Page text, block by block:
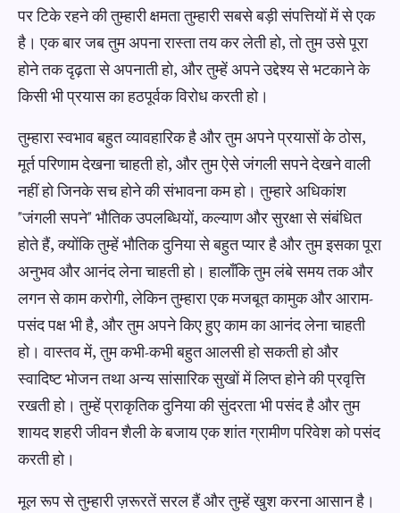
पर टिके रहने की तुम्हारी क्षमता तुम्हारी सबसे बड़ी संपत्तियों में से एक
है। एक बार जब तुम अपना रास्ता तय कर लेती हो, तो तुम उसे पूरा
होने तक दृढ़ता से अपनाती हो, और तुम्हें अपने उद्देश्य से भटकाने के
किसी भी प्रयास का हठपूर्वक विरोध करती हो।
तुम्हारा स्वभाव बहुत व्यावहारिक है और तुम अपने प्रयासों के ठोस,
मूर्त परिणाम देखना चाहती हो, और तुम ऐसे जंगली सपने देखने वाली
नहीं हो जिनके सच होने की संभावना कम हो। तुम्हारे अधिकांश
"जंगली सपने" भौतिक उपलब्धियों, कल्याण और सुरक्षा से संबंधित
होते हैं, क्योंकि तुम्हें भौतिक दुनिया से बहुत प्यार है और तुम इसका पूरा
अनुभव और आनंद लेना चाहती हो। हालाँकि तुम लंबे समय तक और
लगन से काम करोगी, लेकिन तुम्हारा एक मजबूत कामुक और आराम-
पसंद पक्ष भी है, और तुम अपने किए हुए काम का आनंद लेना चाहती
हो। वास्तव में, तुम कभी-कभी बहुत आलसी हो सकती हो और
स्वादिष्ट भोजन तथा अन्य सांसारिक सुखों में लिप्त होने की प्रवृत्ति
रखती हो। तुम्हें प्राकृतिक दुनिया की सुंदरता भी पसंद है और तुम
शायद शहरी जीवन शैली के बजाय एक शांत ग्रामीण परिवेश को पसंद
करती हो।
मूल रूप से तुम्हारी ज़रूरतें सरल हैं और तुम्हें खुश करना आसान है।